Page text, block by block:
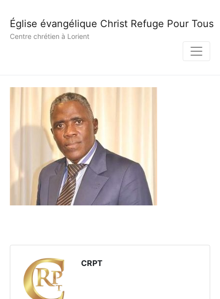
Église évangélique Christ Refuge Pour Tous
Centre chrétien à Lorient
CRPT